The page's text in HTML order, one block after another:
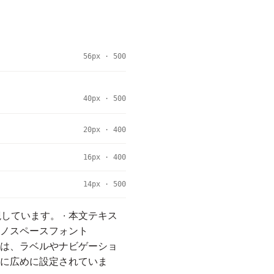
56px · 500
40px · 500
20px · 400
16px · 400
14px · 500
ています。 · 本文テキス
スペースフォント
、ラベルやナビゲーショ
広めに設定されていま